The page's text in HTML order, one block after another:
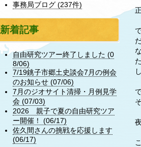
事務局ブログ (237件)
新着記事
自由研究ツアー終了しました (0
8/06)
7/19銚子市郷土史談会7月の例会
のお知らせ (07/06)
7月のジオサイト清掃・月例見学
会 (07/03)
2026 親子で夏の自由研究ツア
ー開催！ (06/17)
佐久間さんの挑戦を応援します
(06/17)